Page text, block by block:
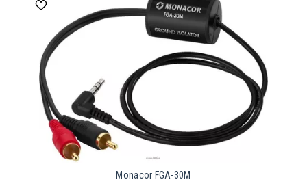
Monacor FGA-30M